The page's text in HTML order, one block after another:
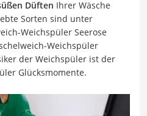
Düften Ihrer Wäsche
Sorten sind unter
Weichspüler Seerose
Weichspüler
der Weichspüler ist der
Glücksmomente.